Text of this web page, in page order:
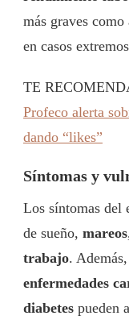
más graves como
en casos
TE
Profeco alerta
dando “likes”
Síntomas y
Los síntomas del
de sueño, mareos
trabajo.
enfermedades
diabetes pueden